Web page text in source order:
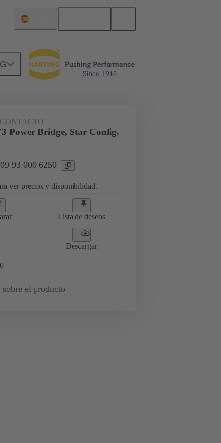
09 93 000 6250
Power Bridge, Star Config.
93 000 6250
ver precios y disponibilidad.
Lista de deseos
Descargar
0
sobre el producto